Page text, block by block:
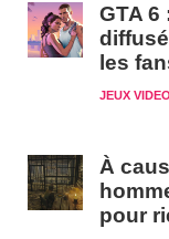
GTA 6
les
JEUX VIDEO
À
pour